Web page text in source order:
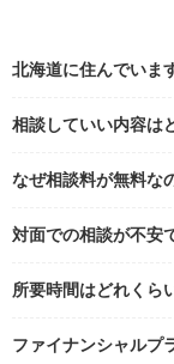
北海道に住んでいま
相談していい内容は
なぜ相談料が無料な
対面での相談が不安
所要時間はどれくら
ファイナンシャルプ